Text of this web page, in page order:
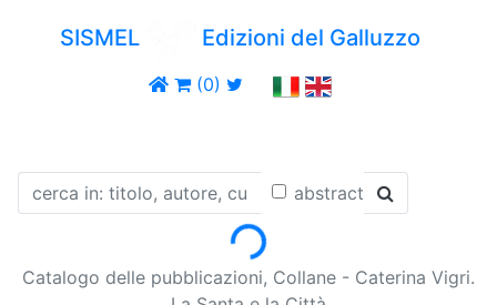
SISMEL Edizioni del Galluzzo
(0)
abstract
Loading...
Catalogo delle pubblicazioni, Collane - Caterina Vigri.